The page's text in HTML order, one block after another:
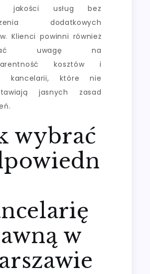
jakości usług bez
dodatkowych
Klienci powinni również
uwagę na
kosztów i
kancelarii, które nie
jasnych zasad
wybrać
w